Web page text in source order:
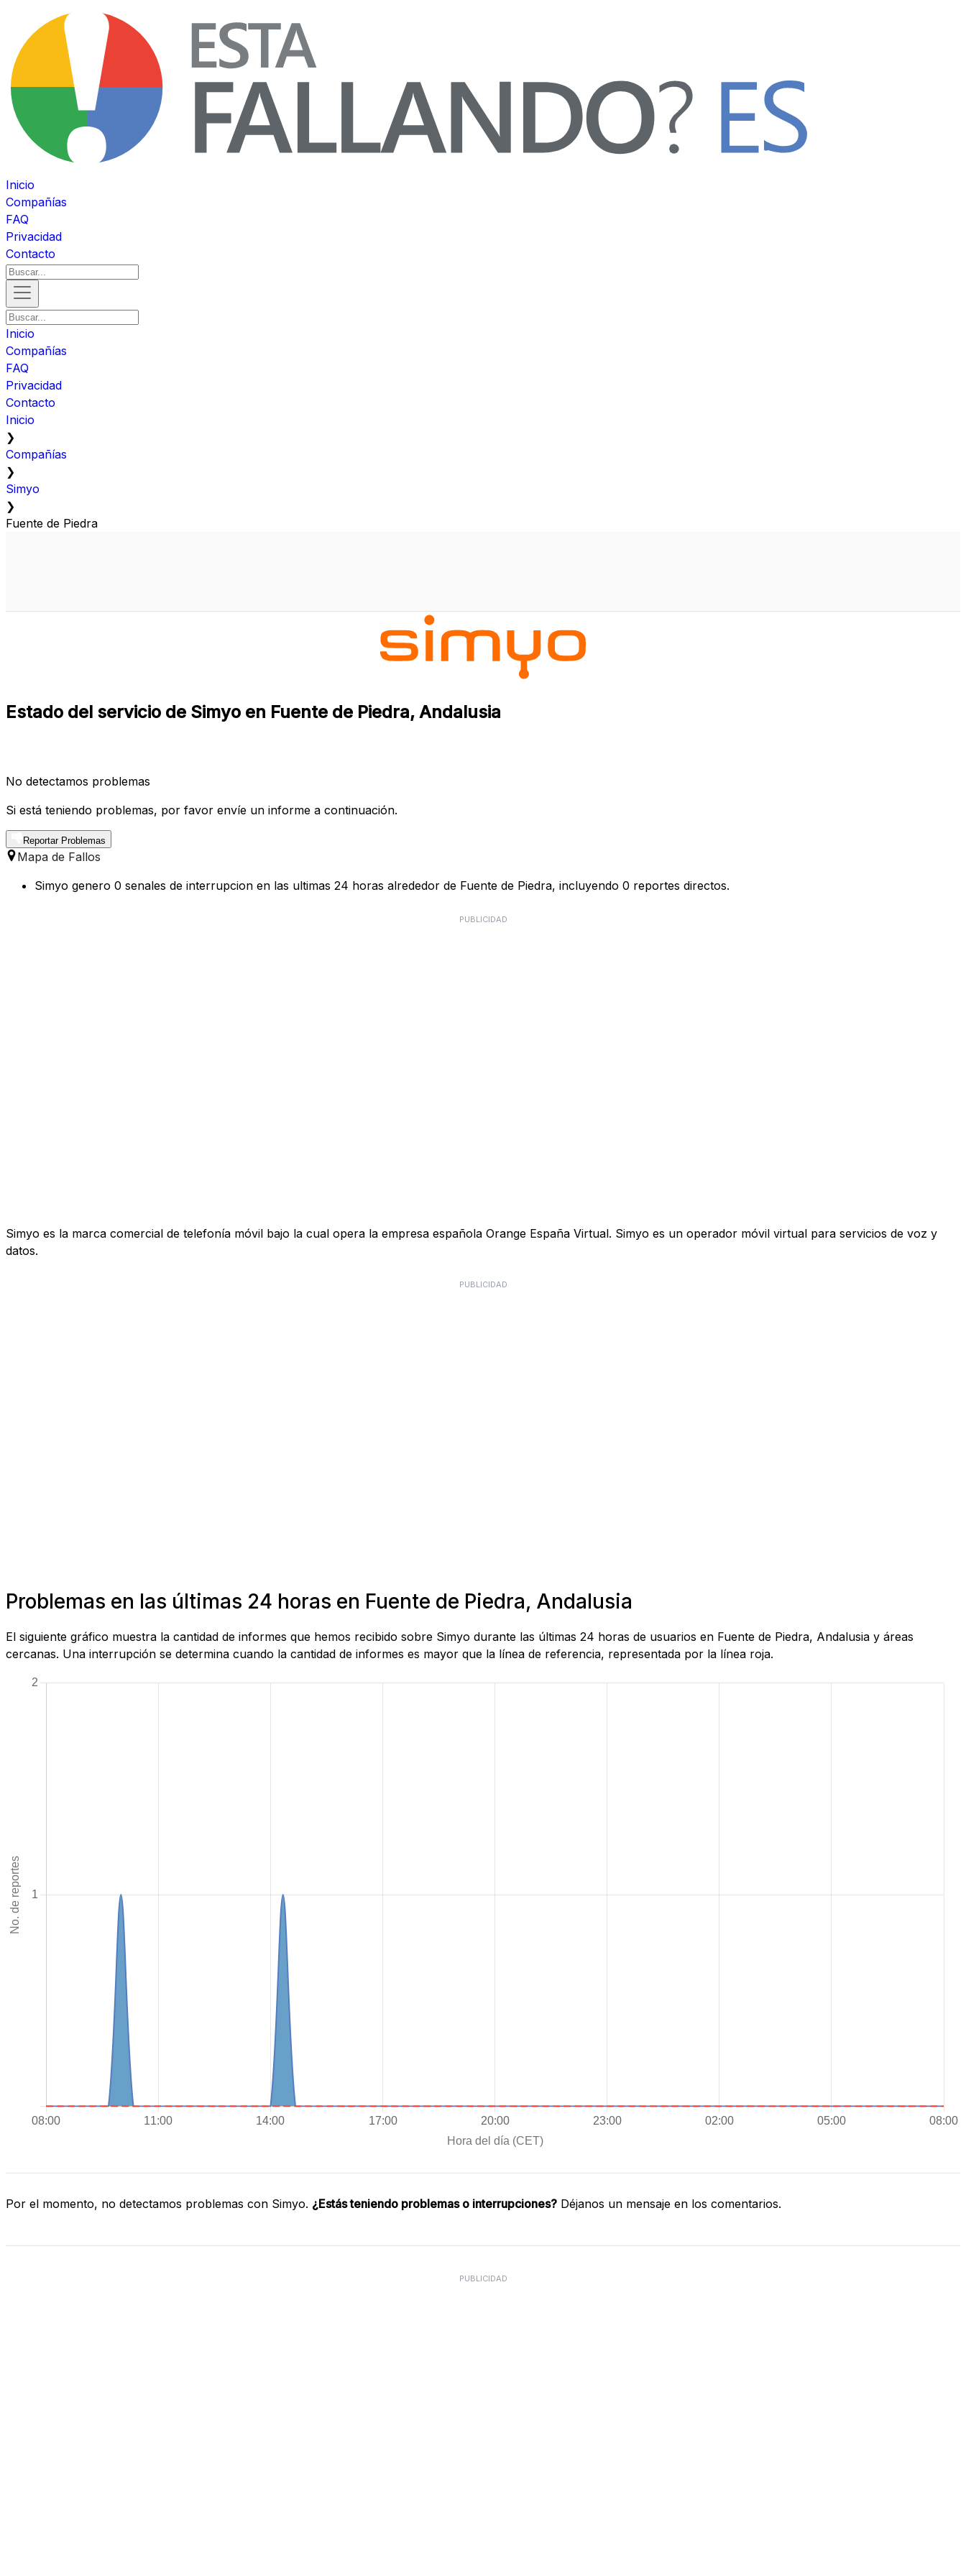
Inicio
Compañías
FAQ
Privacidad
Contacto
Inicio
Compañías
FAQ
Privacidad
Contacto
Inicio
❯
Compañías
❯
Simyo
❯
Fuente de Piedra
Estado del servicio de Simyo en Fuente de Piedra, Andalusia
No detectamos problemas
Si está teniendo problemas, por favor envíe un informe a continuación.
Reportar Problemas
Mapa de Fallos
Simyo genero 0 senales de interrupcion en las ultimas 24 horas alrededor de Fuente de Piedra, incluyendo 0 reportes directos.
PUBLICIDAD
Simyo es la marca comercial de telefonía móvil bajo la cual opera la empresa española Orange España Virtual. Simyo es un operador móvil virtual para servicios de voz y
datos.
PUBLICIDAD
Problemas en las últimas 24 horas en Fuente de Piedra, Andalusia
El siguiente gráfico muestra la cantidad de informes que hemos recibido sobre Simyo durante las últimas 24 horas de usuarios en Fuente de Piedra, Andalusia y áreas
cercanas. Una interrupción se determina cuando la cantidad de informes es mayor que la línea de referencia, representada por la línea roja.
Por el momento, no detectamos problemas con Simyo. ¿Estás teniendo problemas o interrupciones? Déjanos un mensaje en los comentarios.
PUBLICIDAD